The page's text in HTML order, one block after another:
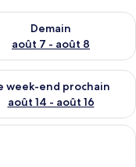
6 - août 7
Demain
août 7 - août 8
la disponibilité pour
août 7 - août 9
week-end prochain
août 14 - août 16
la disponibilité pour
avec une table de